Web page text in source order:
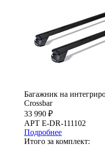
Багажник на
Crossbar
33 990 ₽
АРТ E-DR-111102
Подробнее
Итого за комплект: